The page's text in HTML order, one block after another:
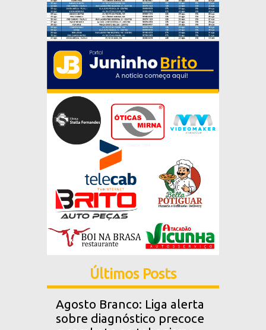
Últimos Posts
Agosto Branco: Liga alerta
sobre diagnóstico precoce